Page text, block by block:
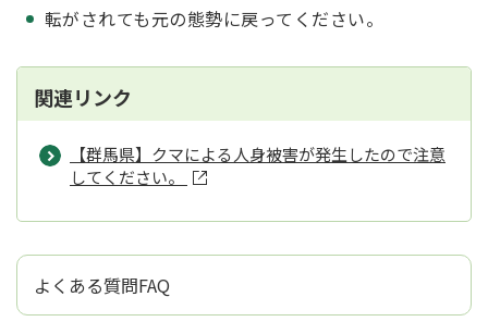
転がされても元の態勢に戻ってください。
関連リンク
【群馬県】クマによる人身被害が発生したので注意
してください。
よくある質問FAQ